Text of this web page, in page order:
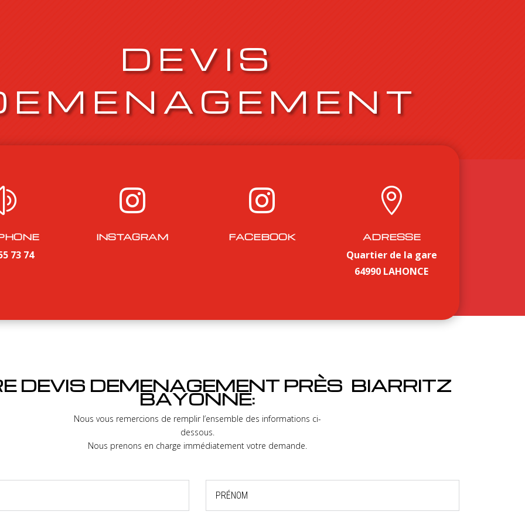
DEVIS
73 74

INSTAGRAM

FACEBOOK

ADRESSE
Quartier de la gare
64990 LAHONCE
DEVIS DEMENAGEMENT PRÈS BIARRITZ
BAYONNE:
Nous vous remercions de remplir l’ensemble des informations ci-
dessous.
Nous prenons en charge immédiatement votre demande.